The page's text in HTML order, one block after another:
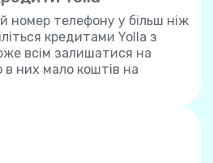
номер телефону у більш ніж
кредитами Yolla з
всім залишатися на
в них мало коштів на